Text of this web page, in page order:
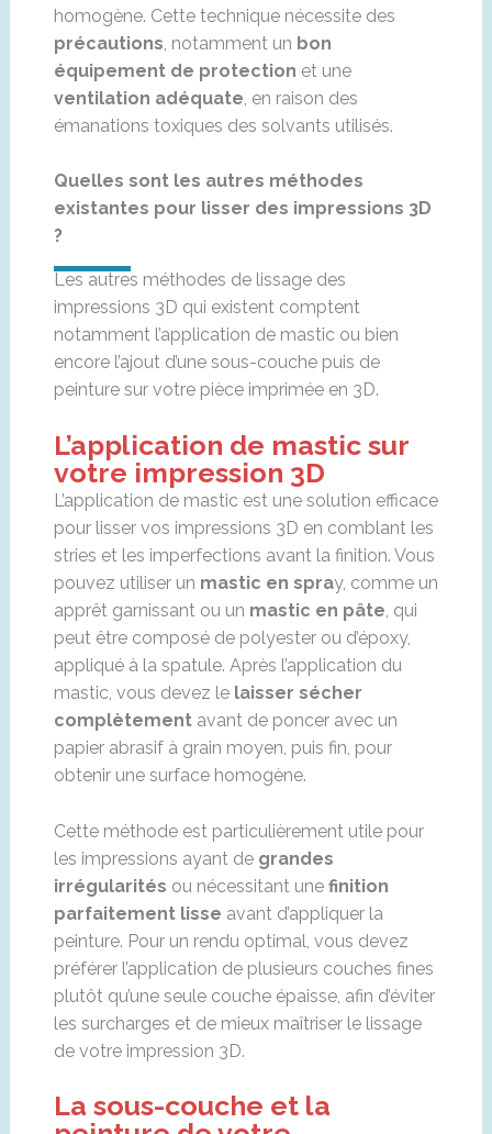
homogène. Cette technique nécessite des
précautions, notamment un bon
équipement de protection et une
ventilation adéquate, en raison des
émanations toxiques des solvants utilisés.
Quelles sont les autres méthodes
existantes pour lisser des impressions 3D
?
Les autres méthodes de lissage des
impressions 3D qui existent comptent
notamment l’application de mastic ou bien
encore l’ajout d’une sous-couche puis de
peinture sur votre pièce imprimée en 3D.
L’application de mastic sur
votre impression 3D
L’application de mastic est une solution efficace
pour lisser vos impressions 3D en comblant les
stries et les imperfections avant la finition. Vous
pouvez utiliser un mastic en spray, comme un
apprêt garnissant ou un mastic en pâte, qui
peut être composé de polyester ou d’époxy,
appliqué à la spatule. Après l’application du
mastic, vous devez le laisser sécher
complètementavant de poncer avec un
papier abrasif à grain moyen, puis fin, pour
obtenir une surface homogène.
Cette méthode est particulièrement utile pour
les impressions ayant de grandes
irrégularités ou nécessitant une finition
parfaitement lisse avant d’appliquer la
peinture. Pour un rendu optimal, vous devez
préférer l’application de plusieurs couches fines
plutôt qu’une seule couche épaisse, afin d’éviter
les surcharges et de mieux maîtriser le lissage
de votre impression 3D.
La sous-couche et la